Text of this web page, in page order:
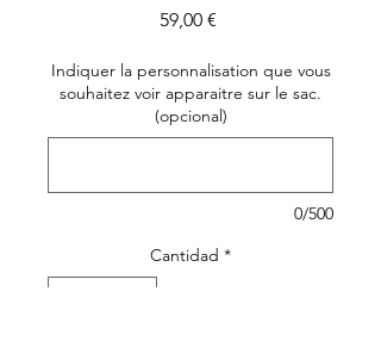
59,00 €Precio
Indiquer la personnalisation que vous
souhaitez voir apparaitre sur le sac.
(opcional)
0/500
Cantidad *